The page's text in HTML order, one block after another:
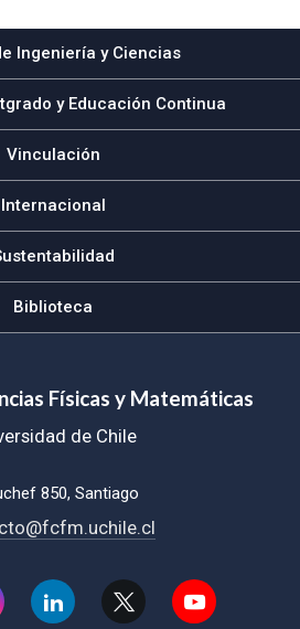
Ingeniería y Ciencias
y Educación Continua
Vinculación
Internacional
Biblioteca
Físicas y Matemáticas
de Chile
850, Santiago